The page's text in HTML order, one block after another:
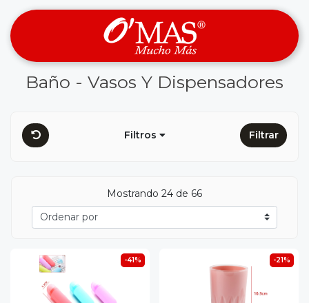
Baño - Vasos Y Dispensadores
Filtros Filtrar
Mostrando 24 de 66
-41% -21%